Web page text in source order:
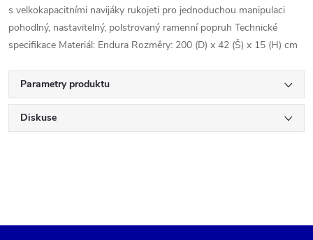
s velkokapacitními navijáky rukojeti pro jednoduchou manipulaci
pohodlný, nastavitelný, polstrovaný ramenní popruh Technické
specifikace Materiál: Endura Rozměry: 200 (D) x 42 (Š) x 15 (H) cm
Parametry produktu
Diskuse